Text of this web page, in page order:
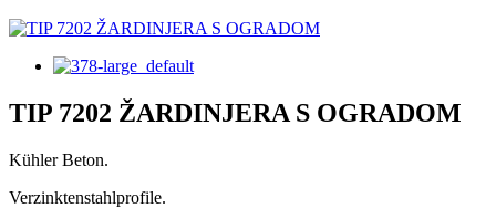
TIP 7202 ŽARDINJERA S OGRADOM
Kühler Beton.
Verzinktenstahlprofile.